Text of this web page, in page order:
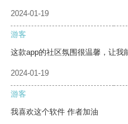
2024-01-19
游客
这款app的社区氛围很温馨，让我
2024-01-19
游客
我喜欢这个软件 作者加油